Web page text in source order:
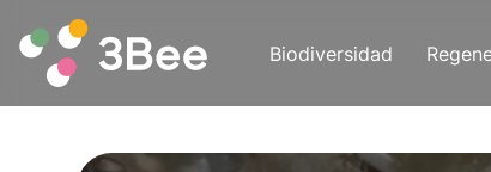
Biodiversidad